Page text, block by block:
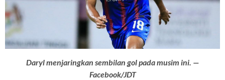
Daryl menjaringkan sembilan gol pada musim ini. —
Facebook/JDT